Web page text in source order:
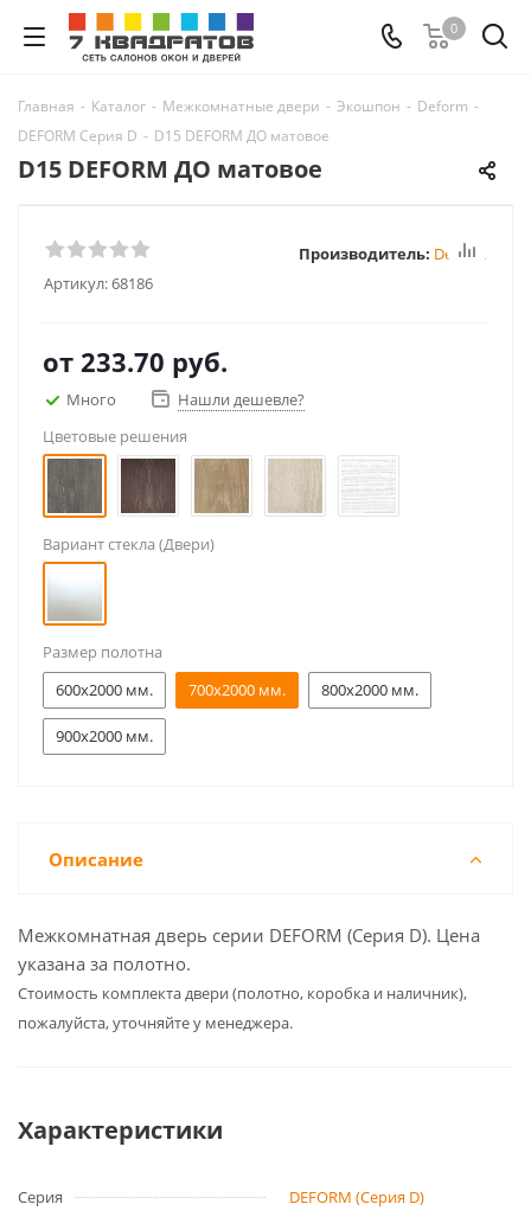
0
Главная - Каталог - Межкомнатные двери - Экошпон - Deform -
DEFORM Серия D - D15 DEFORM ДО матовое
D15 DEFORM ДО матовое
Артикул:68186
Производитель: Deform
от 233.70 руб.
Много
Нашли дешевле?
Цветовые решения
Вариант стекла (Двери)
Размер полотна
600x2000 мм.
700x2000 мм. 800x2000 мм.
900x2000 мм.
Описание
Межкомнатная дверь серии DEFORM (Серия D). Цена
указана за полотно.
Cтоимость комплекта двери (полотно, коробка и наличник),
пожалуйста, уточняйте у менеджера.
Характеристики
Серия
DEFORM (Серия D)